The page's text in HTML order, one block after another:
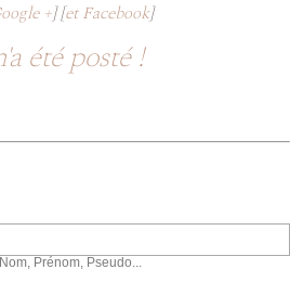
+] [et Facebook]
été posté !
Prénom, Pseudo...